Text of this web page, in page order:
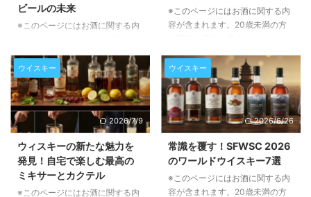
ビールの未来
※このページにはお酒に関する内
の閲覧・購入は禁止されていま
す。 全米トラック運転手組合
（Teamsters）が、メキシコ産ビ
ールへの高関税導入を米政権に強
く要求しています。この動きは、
米国における雇用創出と国内産業
保護を目的としていますが、もし
実現すれば、私たちの食卓に並ぶ
ビールの価格や、北米全体のビー
ル市場に大きな影響を与える可能
性があります。本記事では、この
※このページにはお酒に関する内
容が含まれます。20歳未満の方
み物、ギネスとアイリッシュウイ
スキー。一見すると異なるこの二
つが、実は驚くほど素晴らしい相
性を見せることをご存知でしょう
か。この記事では、ギネスの豊か
な風味をさらに引き立てる、選り
すぐりのアイリッシュウイスキー
4銘柄をご紹介します。それぞれ
のウイスキーが持つ個性と、ギネ
スとのペアリングで生まれる新た
ウイスキー
2026/7/9
ウィスキーの新たな魅力を
発見！自宅で楽しむ最高の
ミキサーとカクテル
※このページにはお酒に関する内
ウイスキー
2026/6/26
常識を覆す！SFWSC 2026
のワールドウイスキー7選
※このページにはお酒に関する内
容が含まれます。20歳未満の方